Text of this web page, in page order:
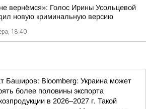
вернёмся»: Голос Ирины Усольцевой
новую криминальную версию
18:40
Баширов: Bloomberg: Украина может
более половины экспорта
в 2026–2027 г. Такой